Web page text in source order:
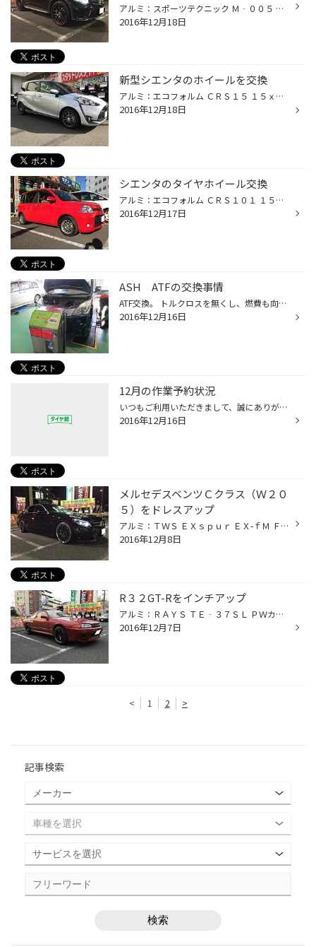
アルミ：スポーツテクニック Ｍ‐００５ １９ｘ８.５ ３８ ５/１１２ ＭＢＰ タイヤ：ブリザック ＤＭ‐Ｖ２ ２３５/５５Ｒ１９ フロントに備われた大きなブレーキキャリパーに純正19インチという大径ホイールが 装着されたＧＬＣ、スタッドレスタイヤ用とはいえホイールの選別は難しいですね。 そん...
2016年12月18日
新型シエンタのホイールを交換
アルミ：エコフォルム ＣＲＳ１５ １５ｘ６.０ ４３ ５/１００ Ｂ/Ｎ 純正スチールホイールを軽量でお洒落なアルミホイールに交換
2016年12月18日
シエンタのタイヤホイール交換
アルミ：エコフォルム ＣＲＳ１０１ １５ｘ５.５ ３８ ４/１００ ＭＳ２ タイヤ：Ｐｌａｙｚ ＰＸ‐Ｃ １８５/６０Ｒ１５
2016年12月17日
ASH ATFの交換事情
ATF交換。 トルクロスを無くし、燃費も向上。 ATFの交換をされる方は決して多くありません。 ただ、エンジンオイルと同じように、同じオイルですから 徐々に汚れ、オイル性能も下がっていきます。 定期的な交換をお勧めします。
2016年12月16日
12月の作業予約状況
いつもご利用いただきまして、誠にありがとうございます。 年内のご予約はすべて完了しております。 スタッドレスのお履き替えなどでご来店いただくお客様は お時間に余裕をもってご来店いただけますようお願いします。
2016年12月16日
メルセデスベンツＣクラス（Ｗ２０
５）をドレスアップ
アルミ：ＴＷＳ ＥＸｓｐｕｒ ＥＸ-ｆＭ ＦＢ Ｆ）２０ｘ８.０ ４６ ５/１１２ Ｂディスク Ｒ）２０ｘ８.５ ５３ ５/１１２ Ｂディスク タイヤ：Ｆ）２２５/３０Ｒ２０ Ｒ）２４５/３０Ｒ２０ メルセデスベンツ専用設計のＦＯＲＧＥＤ（鍛造）２ピースホイールです。 ＴＷＳは年末までの鍛造キャン...
2016年12月8日
R３２GT-Rをインチアップ
アルミ：ＲＡＹＳ ＴＥ‐３７ＳＬ ＰＷカラー １７ｘ９.５ ２８ ５/１１４ タイヤ：ポテンザＲＥ‐７１Ｒ ２４５/４５Ｒ１７ ＯＰ：ＲＡＹＳジュラルミンロックナットＳＥＴ ＲＡＹＳのＦＯＲＧＥＤ（鍛造）ホイールは 年末までの鍛造キャンペーン対象品です。
2016年12月7日
< 1 2 >
記事検索